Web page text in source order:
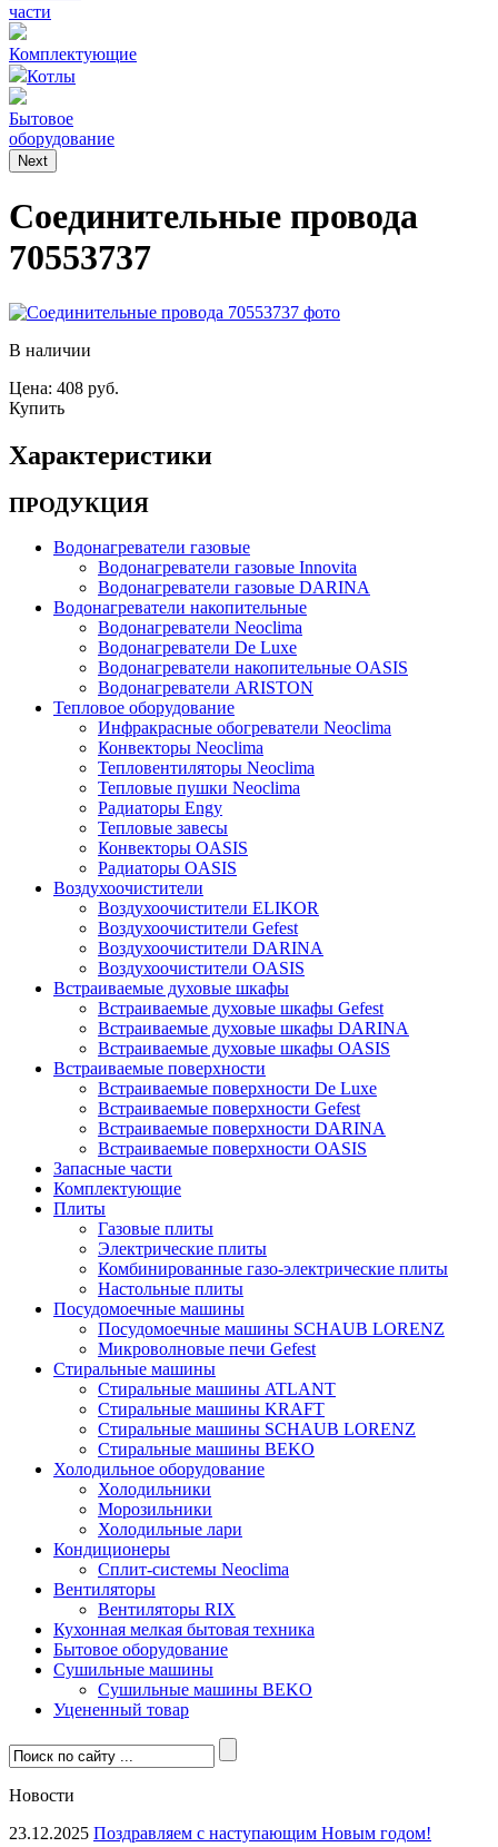
части
Комплектующие
Котлы
Бытовое
оборудование
Next
Соединительные провода
70553737
В наличии
Цена: 408 руб.
Купить
Характеристики
ПРОДУКЦИЯ
Водонагреватели газовые
Водонагреватели газовые Innovita
Водонагреватели газовые DARINA
Водонагреватели накопительные
Водонагреватели Neoclima
Водонагреватели De Luxe
Водонагреватели накопительные OASIS
Водонагреватели ARISTON
Тепловое оборудование
Инфракрасные обогреватели Neoclima
Конвекторы Neoclima
Тепловентиляторы Neoclima
Тепловые пушки Neoclima
Радиаторы Engy
Тепловые завесы
Конвекторы OASIS
Радиаторы OASIS
Воздухоочистители
Воздухоочистители ELIKOR
Воздухоочистители Gefest
Воздухоочистители DARINA
Воздухоочистители OASIS
Встраиваемые духовые шкафы
Встраиваемые духовые шкафы Gefest
Встраиваемые духовые шкафы DARINA
Встраиваемые духовые шкафы OASIS
Встраиваемые поверхности
Встраиваемые поверхности De Luxe
Встраиваемые поверхности Gefest
Встраиваемые поверхности DARINA
Встраиваемые поверхности OASIS
Запасные части
Комплектующие
Плиты
Газовые плиты
Электрические плиты
Комбинированные газо-электрические плиты
Настольные плиты
Посудомоечные машины
Посудомоечные машины SCHAUB LORENZ
Микроволновые печи Gefest
Стиральные машины
Стиральные машины ATLANT
Стиральные машины KRAFT
Стиральные машины SCHAUB LORENZ
Стиральные машины BEKO
Холодильное оборудование
Холодильники
Морозильники
Холодильные лари
Кондиционеры
Сплит-системы Neoclima
Вентиляторы
Вентиляторы RIX
Кухонная мелкая бытовая техника
Бытовое оборудование
Сушильные машины
Сушильные машины BEKO
Уцененный товар
Новости
23.12.2025 Поздравляем с наступающим Новым годом!